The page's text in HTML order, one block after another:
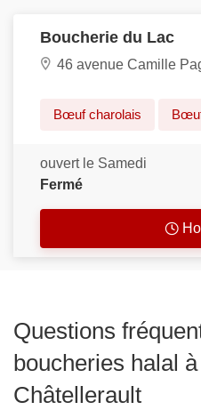
Boucherie du Lac
46 avenue Camille
Bœuf charolais
ouvert le Samedi
Fermé
Questions
boucheries halal à
Châtellerault